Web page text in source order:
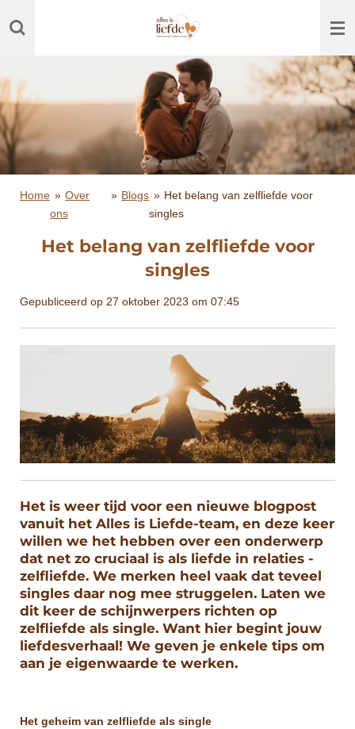
direct
hoofdinhoud
Home » Over
ons
» Blogs » Het belang van zelfliefde voor
singles
Het belang van zelfliefde voor
singles
Gepubliceerd op 27 oktober 2023 om 07:45
Het is weer tijd voor een nieuwe blogpost
vanuit het Alles is Liefde-team, en deze keer
willen we het hebben over een onderwerp
dat net zo cruciaal is als liefde in relaties -
zelfliefde. We merken heel vaak dat teveel
singles daar nog mee struggelen. Laten we
dit keer de schijnwerpers richten op
zelfliefde als single. Want hier begint jouw
liefdesverhaal! We geven je enkele tips om
aan je eigenwaarde te werken.
Het geheim van zelfliefde als single